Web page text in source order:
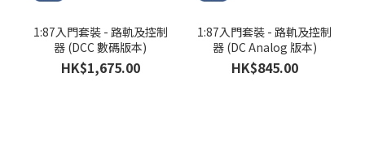
1:87入門套裝 - 路軌及控制
器 (DCC 數碼版本)
HK$1,675.00
1:87入門套裝 - 路軌及控制
器 (DC Analog 版本)
HK$845.00